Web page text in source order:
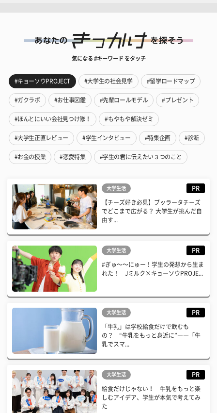
気になる #キーワード をタッチ
#キョーソウPROJECT #大学生の社会見学 #留学ロードマップ
#ガクラボ #お仕事図鑑 #先輩ロールモデル #プレゼント
#ほんとにいい会社見つけ隊！ #もやもや解決ゼミ
#大学生正直レビュー #学生インタビュー #特集企画 #診断
#お金の授業 #恋愛特集 #学生の君に伝えたい３つのこと
大学生活 PR
【チーズ好き必見】ブッラータチーズ
でどこまで広がる？ 大学生が挑んだ自
由す...
大学生活 PR
#ぎゅ〜〜にゅー！学生の発想から生ま
れた！ Jミルク×キョーソウPROJE...
大学生活 PR
「牛乳」は学校給食だけで飲むも
の？ “牛乳をもっと身近に”――「牛
乳でスマ...
大学生活 PR
給食だけじゃない！ 牛乳をもっと楽
しむアイデア、学生が本気で考えてみ
た